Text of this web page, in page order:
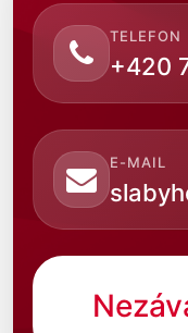
TELEFON
+420
E-MAIL